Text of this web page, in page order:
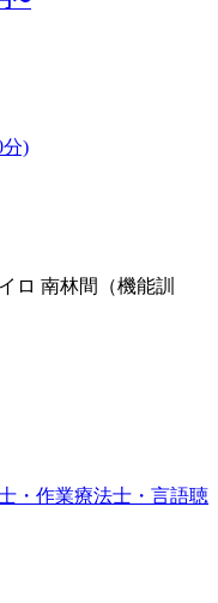
)
ロ 南林間（機能訓
・作業療法士・言語聴